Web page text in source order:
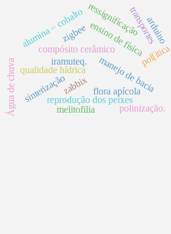
ensino de física
qualidade hídrica manejo de bacia
compósito cerâmico
alumina – cobalto
sinterização
zigbee
zabbix
pol[itica
Água de chuva reprodução dos peixes
ressignificaçãotransportes
iramuteq.
flora apícola
melitofilia
polinização.
arduino